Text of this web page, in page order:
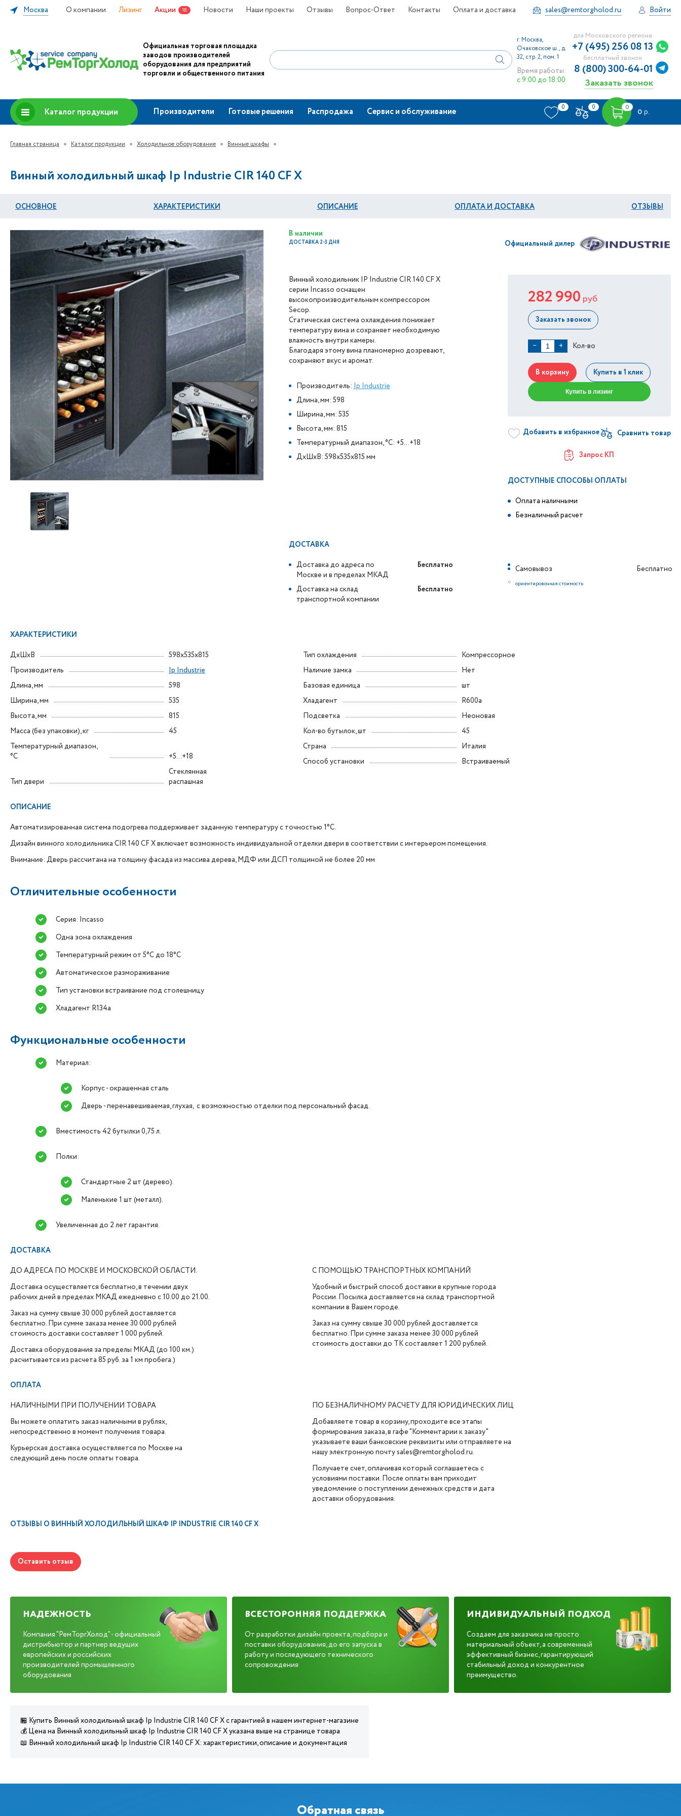
Москва О компании Лизинг Акции 18 Новости Наши проекты Отзывы Вопрос-Ответ Контакты Оплата и доставка sales@remtorgholod.ru Войти
Официальная торговая площадка
заводов производителей
оборудования для предприятий
торговли и общественного питания
г. Москва,
Очаковское ш., д.
32, стр. 2, пом. 1
Время работы:
с 9:00 до 18:00
для Московского региона
+7 (495) 256 08 13
бесплатный звонок
8 (800) 300-64-01
Заказать звонок
Каталог продукции Производители Готовые решения Распродажа Сервис и обслуживание 0 0 0
0 р.
Главная страница Каталог продукции Холодильное оборудование Винные шкафы
Винный холодильный шкаф Ip Industrie CIR 140 CF X
ОСНОВНОЕ ХАРАКТЕРИСТИКИ ОПИСАНИЕ ОПЛАТА И ДОСТАВКА ОТЗЫВЫ
В наличии
ДОСТАВКА 2-3 ДНЯ Официальный дилер
Винный холодильник IP Industrie CIR 140 CF X
серии Incasso оснащен
высокопроизводительным компрессором
Secop.
Статическая система охлаждения понижает
температуру вина и сохраняет необходимую
влажность внутри камеры.
Благодаря этому вина планомерно дозревают,
сохраняют вкус и аромат.
Производитель: Ip Industrie
Длина, мм: 598
Ширина, мм: 535
Высота, мм: 815
Температурный диапазон, °C: +5...+18
ДxШxВ: 598x535x815 мм
282 990 руб
Заказать звонок
− + Кол-во
В корзину Купить в 1 клик
Купить в лизинг
Добавить в избранное
Запрос КП
ДОСТУПНЫЕ СПОСОБЫ ОПЛАТЫ
Оплата наличными
Безналичный расчет
ДОСТАВКА
Доставка до адреса по
Москве и в пределах МКАД
Бесплатно
Доставка на склад
транспортной компании
Бесплатно
Самовывоз
Бесплатно
* ориентировочная стоимость
ХАРАКТЕРИСТИКИ
ДxШxВ
598x535x815
Производитель
Ip Industrie
Длина, мм
598
Ширина, мм
535
Высота, мм
815
Масса (без упаковки), кг
45
Температурный диапазон,
°C
+5...+18
Тип двери
Стеклянная
распашная
Тип охлаждения
Компрессорное
Наличие замка
Нет
Базовая единица
шт
Хладагент
R600a
Подсветка
Неоновая
Кол-во бутылок, шт
45
Страна
Италия
Способ установки
Встраиваемый
ОПИСАНИЕ
Автоматизированная система подогрева поддерживает заданную температуру с точностью 1°C.
Дизайн винного холодильника CIR 140 CF X включает возможность индивидуальной отделки двери в соответствии с интерьером помещения.
Внимание: Дверь рассчитана на толщину фасада из массива дерева, МДФ или ДСП толщиной не более 20 мм
Отличительные особенности
Серия: Incasso
Одна зона охлаждения
Температурный режим от 5°C до 18°C
Автоматическое размораживание
Тип установки встраивание под столешницу
Хладагент R134a
Функциональные особенности
Материал:
Корпус - окрашенная сталь
Дверь - перенавешиваемая, глухая, с возможностью отделки под персональный фасад.
Вместимость 42 бутылки 0,75 л.
Полки:
Стандартные 2 шт (дерево).
Маленькие 1 шт (металл).
Увеличенная до 2 лет гарантия.
ДОСТАВКА
ДО АДРЕСА ПО МОСКВЕ И МОСКОВСКОЙ ОБЛАСТИ.
Доставка осуществляется бесплатно, в течении двух
рабочих дней в пределах МКАД ежедневно с 10.00 до 21.00.
Заказ на сумму свыше 30 000 рублей доставляется
бесплатно. При сумме заказа менее 30 000 рублей
стоимость доставки составляет 1 000 рублей.
Доставка оборудования за пределы МКАД (до 100 км.)
расчитывается из расчета 85 руб. за 1 км пробега.)
С ПОМОЩЬЮ ТРАНСПОРТНЫХ КОМПАНИЙ
Удобный и быстрый способ доставки в крупные города
России. Посылка доставляется на склад транспортной
компании в Вашем городе.
Заказ на сумму свыше 30 000 рублей доставляется
бесплатно. При сумме заказа менее 30 000 рублей
стоимость доставки до ТК составляет 1 200 рублей.
ОПЛАТА
НАЛИЧНЫМИ ПРИ ПОЛУЧЕНИИ ТОВАРА
Вы можете оплатить заказ наличными в рублях,
непосредственно в момент получения товара.
Курьерская доставка осуществляется по Москве на
следующий день после оплаты товара.
ПО БЕЗНАЛИЧНОМУ РАСЧЕТУ ДЛЯ ЮРИДИЧЕСКИХ ЛИЦ
Добавляете товар в корзину, проходите все этапы
формирования заказа, в гафе "Комментарии к заказу"
указываете ваши банковские реквизиты или отправляете на
нашу электронную почту sales@remtorgholod.ru.
Получаете счет, оплачивая который соглашаетесь с
условиями поставки. После оплаты вам приходит
уведомление о поступлении денежных средств и дата
доставки оборудования.
ОТЗЫВЫ О ВИННЫЙ ХОЛОДИЛЬНЫЙ ШКАФ IP INDUSTRIE CIR 140 CF X
Оставить отзыв
НАДЕЖНОСТЬ
Компания "РемТоргХолод" - официальный
дистрибьютор и партнер ведущих
европейских и российских
производителей промышленного
оборудования
ВСЕСТОРОННЯЯ ПОДДЕРЖКА
От разработки дизайн проекта, подбора и
поставки оборудования, до его запуска в
работу и последующего технического
сопровождения
ИНДИВИДУАЛЬНЫЙ ПОДХОД
Создаем для заказчика не просто
материальный объект, а современный
эффективный бизнес, гарантирующий
стабильный доход и конкурентное
преимущество.
🏪 Купить Винный холодильный шкаф Ip Industrie CIR 140 CF X с гарантией в нашем интернет-магазине
💰 Цена на Винный холодильный шкаф Ip Industrie CIR 140 CF X указана выше на странице товара
📖 Винный холодильный шкаф Ip Industrie CIR 140 CF X: характеристики, описание и документация
Обратная связь